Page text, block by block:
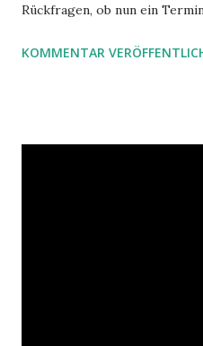
Rückfragen, ob nun ein
Hilfe von Outlook.
KOMMENTAR